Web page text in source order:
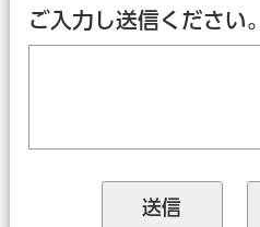
ご入力し送信ください。